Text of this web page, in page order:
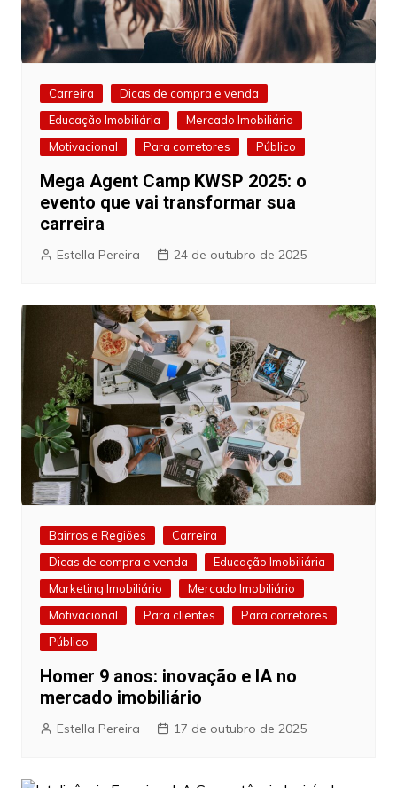
Carreira
Dicas de compra e venda
Educação Imobiliária
Mercado Imobiliário
Motivacional
Para corretores Público
Mega Agent Camp KWSP 2025: o
evento que vai transformar sua
carreira
Estella Pereira 24 de outubro de 2025
Bairros e Regiões
Carreira
Dicas de compra e venda
Educação Imobiliária
Marketing Imobiliário
Mercado Imobiliário
Motivacional
Para clientes
Para corretores
Público
Homer 9 anos: inovação e IA no
mercado imobiliário
Estella Pereira 17 de outubro de 2025